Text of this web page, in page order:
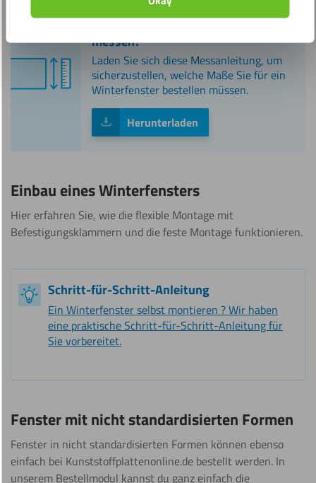
Wie sollte ich mein Winterfenster
messen?
Laden Sie sich diese Messanleitung, um
sicherzustellen, welche Maße Sie für ein
Winterfenster bestellen müssen.
Herunterladen
Einbau eines Winterfensters
Hier erfahren Sie, wie die flexible Montage mit
Befestigungsklammern und die feste Montage funktionieren.
Schritt-für-Schritt-Anleitung
Ein Winterfenster selbst montieren ? Wir haben
eine praktische Schritt-für-Schritt-Anleitung für
Sie vorbereitet.
Fenster mit nicht standardisierten Formen
Fenster in nicht standardisierten Formen können ebenso
einfach bei Kunststoffplattenonline.de bestellt werden. In
unserem Bestellmodul kannst du ganz einfach die